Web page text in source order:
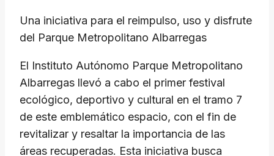
Una iniciativa para el reimpulso, uso y disfrute
del Parque Metropolitano Albarregas
El Instituto Autónomo Parque Metropolitano
Albarregas llevó a cabo el primer festival
ecológico, deportivo y cultural en el tramo 7
de este emblemático espacio, con el fin de
revitalizar y resaltar la importancia de las
áreas recuperadas. Esta iniciativa busca